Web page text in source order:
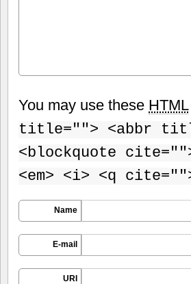
You may use these HTML
title=""> <abbr
<blockquote
<em> <i> <q
Name
E-mail
URI